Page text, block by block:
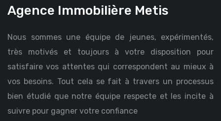
Agence Immobilière Metis
Nous sommes une équipe de jeunes, expérimentés,
très motivés et toujours à votre disposition pour
satisfaire vos attentes qui correspondent au mieux à
vos besoins. Tout cela se fait à travers un processus
bien étudié que notre équipe respecte et les incite à
suivre pour gagner votre confiance